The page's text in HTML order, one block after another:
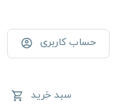
حساب کاربری
سبد خرید